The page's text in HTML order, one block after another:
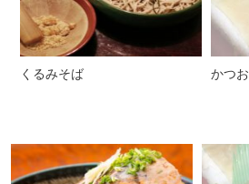
くるみそば かつ